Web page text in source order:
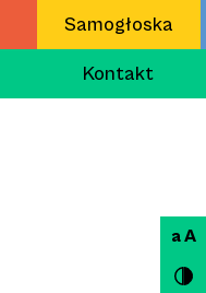
Samogłoska
Kontakt
a A